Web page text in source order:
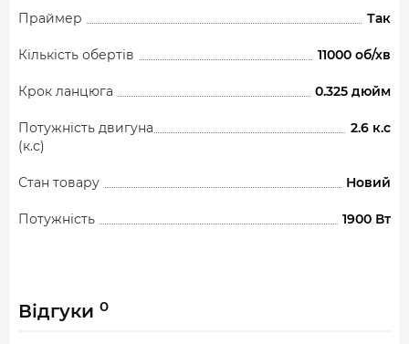
Праймер Так
Кількість обертів 11000 об/хв
Крок ланцюга 0.325 дюйм
Потужність двигуна
(к.с)
2.6 к.с
Стан товару Новий
Потужність 1900 Вт
Відгуки 0